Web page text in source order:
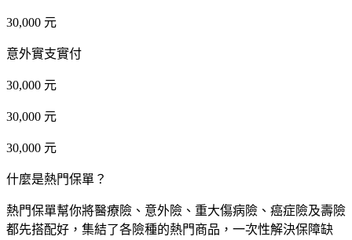
30,000 元
意外實支實付
30,000 元
30,000 元
30,000 元
什麼是熱門保單？
熱門保單幫你將醫療險、意外險、重大傷病險、癌症險及壽險
都先搭配好，集結了各險種的熱門商品，一次性解決保障缺